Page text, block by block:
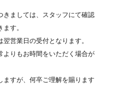
きましては、スタッフにて確認
す。
営業日の受付となります。
よりもお時間をいただく場合が
ますが、何卒ご理解を賜ります